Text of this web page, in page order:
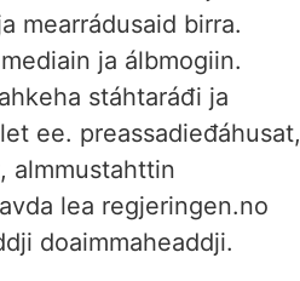
mearrádusaid birra.
ja álbmogiin.
stáhtaráđi ja
ee. preassadieđáhusat,
almmustahttin
lea regjeringen.no
doaimmaheaddji.